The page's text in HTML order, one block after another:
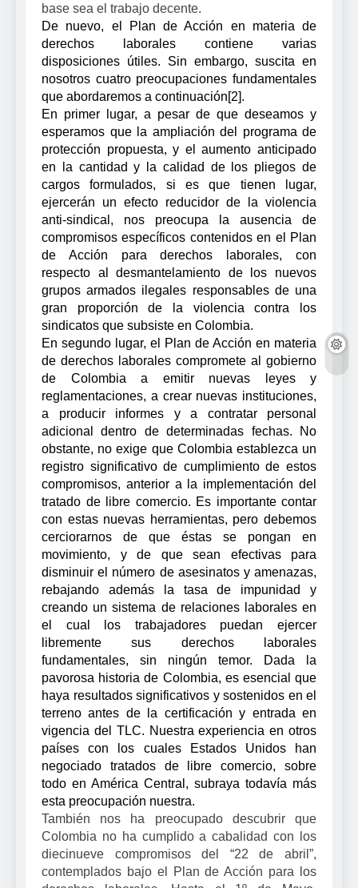
base sea el trabajo decente.
De nuevo, el Plan de Acción en materia de
derechos laborales contiene varias
disposiciones útiles. Sin embargo, suscita en
nosotros cuatro preocupaciones fundamentales
que abordaremos a continuación[2].
En primer lugar, a pesar de que deseamos y
esperamos que la ampliación del programa de
protección propuesta, y el aumento anticipado
en la cantidad y la calidad de los pliegos de
cargos formulados, si es que tienen lugar,
ejercerán un efecto reducidor de la violencia
anti-sindical, nos preocupa la ausencia de
compromisos específicos contenidos en el Plan
de Acción para derechos laborales, con
respecto al desmantelamiento de los nuevos
grupos armados ilegales responsables de una
gran proporción de la violencia contra los
sindicatos que subsiste en Colombia.
En segundo lugar, el Plan de Acción en materia
de derechos laborales compromete al gobierno
de Colombia a emitir nuevas leyes y
reglamentaciones, a crear nuevas instituciones,
a producir informes y a contratar personal
adicional dentro de determinadas fechas. No
obstante, no exige que Colombia establezca un
registro significativo de cumplimiento de estos
compromisos, anterior a la implementación del
tratado de libre comercio. Es importante contar
con estas nuevas herramientas, pero debemos
cerciorarnos de que éstas se pongan en
movimiento, y de que sean efectivas para
disminuir el número de asesinatos y amenazas,
rebajando además la tasa de impunidad y
creando un sistema de relaciones laborales en
el cual los trabajadores puedan ejercer
libremente sus derechos laborales
fundamentales, sin ningún temor. Dada la
pavorosa historia de Colombia, es esencial que
haya resultados significativos y sostenidos en el
terreno antes de la certificación y entrada en
vigencia del TLC. Nuestra experiencia en otros
países con los cuales Estados Unidos han
negociado tratados de libre comercio, sobre
todo en América Central, subraya todavía más
esta preocupación nuestra.
También nos ha preocupado descubrir que
Colombia no ha cumplido a cabalidad con los
diecinueve compromisos del “22 de abril”,
contemplados bajo el Plan de Acción para los